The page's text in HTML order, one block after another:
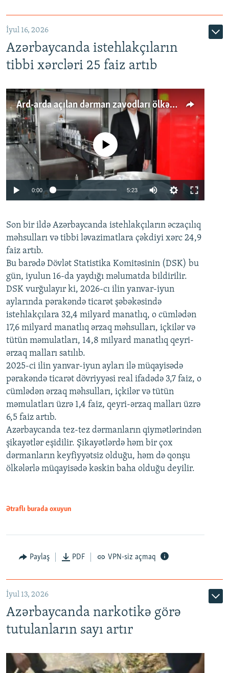
İyul 16, 2026
Azərbaycanda istehlakçıların
tibbi xərcləri 25 faiz artıb
Ard-arda açılan dərman zavodları ölkənin tələbatını ödəyirmi?
Auto 240p 360p 480p
720p 1080p
No media source currently available
0:00 5:23
360p
480p
720p
1080p
Son bir ildə Azərbaycanda istehlakçıların əczaçılıq
məhsulları və tibbi ləvazimatlara çəkdiyi xərc 24,9
faiz artıb.
Bu barədə Dövlət Statistika Komitəsinin (DSK) bu
gün, iyulun 16-da yaydığı məlumatda bildirilir.
DSK vurğulayır ki, 2026-cı ilin yanvar-iyun
aylarında pərakəndə ticarət şəbəkəsində
istehlakçılara 32,4 milyard manatlıq, o cümlədən
17,6 milyard manatlıq ərzaq məhsulları, içkilər və
tütün məmulatları, 14,8 milyard manatlıq qeyri-
ərzaq malları satılıb.
2025-ci ilin yanvar-iyun ayları ilə müqayisədə
pərakəndə ticarət dövriyyəsi real ifadədə 3,7 faiz, o
cümlədən ərzaq məhsulları, içkilər və tütün
məmulatları üzrə 1,4 faiz, qeyri-ərzaq malları üzrə
6,5 faiz artıb.
Azərbaycanda tez-tez dərmanların qiymətlərindən
şikayətlər eşidilir. Şikayətlərdə həm bir çox
dərmanların keyfiyyətsiz olduğu, həm də qonşu
ölkələrlə müqayisədə kəskin baha olduğu deyilir.
Ətraflı burada oxuyun
Paylaş PDF VPN-siz açmaq
İyul 13, 2026
Azərbaycanda narkotikə görə
tutulanların sayı artır